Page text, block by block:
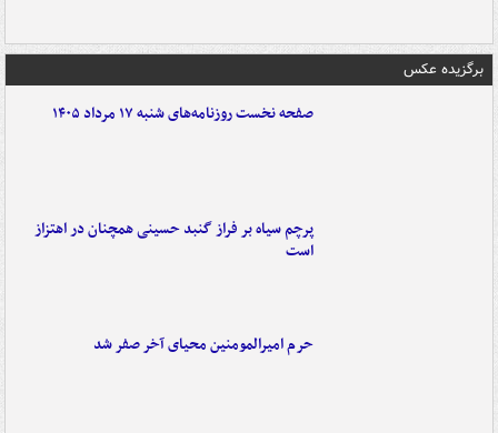
برگزیده عکس
صفحه نخست روزنامه‌های شنبه ۱۷ مرداد ۱۴۰۵
پرچم سیاه بر فراز گنبد حسینی همچنان در اهتزاز
است
حرم امیرالمومنین محیای آخر صفر شد